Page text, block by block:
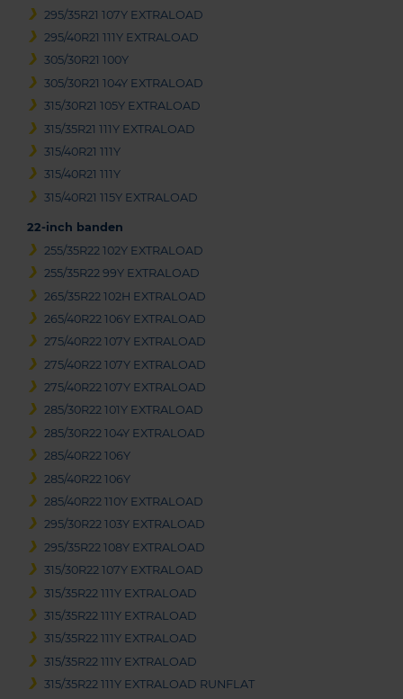
295/35R21 107Y EXTRALOAD
295/40R21 111Y EXTRALOAD
305/30R21 100Y
305/30R21 104Y EXTRALOAD
315/30R21 105Y EXTRALOAD
315/35R21 111Y EXTRALOAD
315/40R21 111Y
315/40R21 111Y
315/40R21 115Y EXTRALOAD
22-inch banden
255/35R22 102Y EXTRALOAD
255/35R22 99Y EXTRALOAD
265/35R22 102H EXTRALOAD
265/40R22 106Y EXTRALOAD
275/40R22 107Y EXTRALOAD
275/40R22 107Y EXTRALOAD
275/40R22 107Y EXTRALOAD
285/30R22 101Y EXTRALOAD
285/30R22 104Y EXTRALOAD
285/40R22 106Y
285/40R22 106Y
285/40R22 110Y EXTRALOAD
295/30R22 103Y EXTRALOAD
295/35R22 108Y EXTRALOAD
315/30R22 107Y EXTRALOAD
315/35R22 111Y EXTRALOAD
315/35R22 111Y EXTRALOAD
315/35R22 111Y EXTRALOAD
315/35R22 111Y EXTRALOAD
315/35R22 111Y EXTRALOAD RUNFLAT